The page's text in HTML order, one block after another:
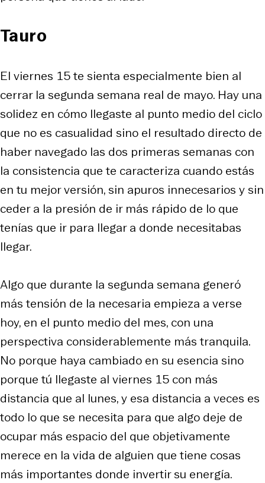
Tauro
El viernes 15 te sienta especialmente bien al
cerrar la segunda semana real de mayo. Hay una
solidez en cómo llegaste al punto medio del ciclo
que no es casualidad sino el resultado directo de
haber navegado las dos primeras semanas con
la consistencia que te caracteriza cuando estás
en tu mejor versión, sin apuros innecesarios y sin
ceder a la presión de ir más rápido de lo que
tenías que ir para llegar a donde necesitabas
llegar.
Algo que durante la segunda semana generó
más tensión de la necesaria empieza a verse
hoy, en el punto medio del mes, con una
perspectiva considerablemente más tranquila.
No porque haya cambiado en su esencia sino
porque tú llegaste al viernes 15 con más
distancia que al lunes, y esa distancia a veces es
todo lo que se necesita para que algo deje de
ocupar más espacio del que objetivamente
merece en la vida de alguien que tiene cosas
más importantes donde invertir su energía.